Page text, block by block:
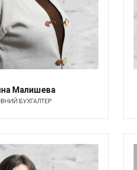
Малишева
БУХГАЛТЕР